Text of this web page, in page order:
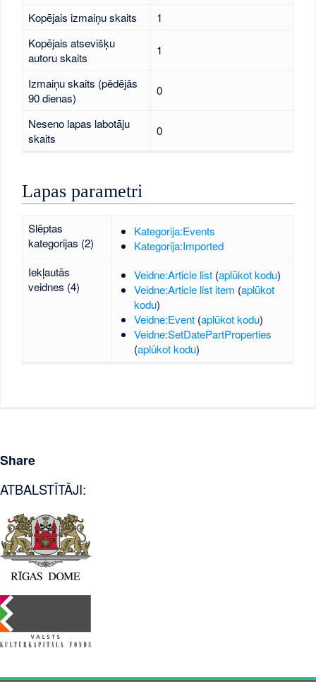
Kopējais izmaiņu skaits
1
Kopējais atsevišķu
autoru skaits
1
Izmaiņu skaits (pēdējās
90 dienas)
0
Neseno lapas labotāju
skaits
0
Lapas parametri
Slēptas
kategorijas (2)
Kategorija:Events
Kategorija:Imported
Iekļautās
veidnes (4)
Veidne:Article list (aplūkot kodu)
Veidne:Article list item (aplūkot
kodu)
Veidne:Event (aplūkot kodu)
Veidne:SetDatePartProperties
(aplūkot kodu)
Share
ATBALSTĪTĀJI: